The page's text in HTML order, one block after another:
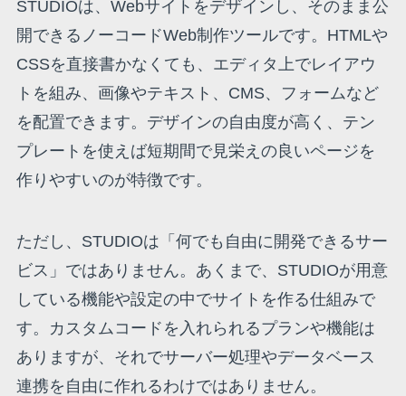
STUDIOは、Webサイトをデザインし、そのまま公
開できるノーコードWeb制作ツールです。HTMLや
CSSを直接書かなくても、エディタ上でレイアウ
トを組み、画像やテキスト、CMS、フォームなど
を配置できます。デザインの自由度が高く、テン
プレートを使えば短期間で見栄えの良いページを
作りやすいのが特徴です。
ただし、STUDIOは「何でも自由に開発できるサー
ビス」ではありません。あくまで、STUDIOが用意
している機能や設定の中でサイトを作る仕組みで
す。カスタムコードを入れられるプランや機能は
ありますが、それでサーバー処理やデータベース
連携を自由に作れるわけではありません。